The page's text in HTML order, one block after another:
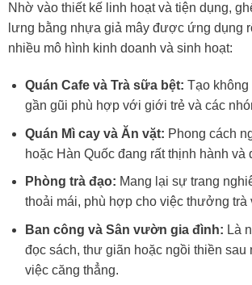
Nhờ vào thiết kế linh hoạt và tiện dụng,
lưng bằng nhựa giả mây được ứng dụng
nhiều mô hình kinh doanh và sinh hoạt:
Quán Cafe và Trà sữa bệt: Tạo không
gần gũi phù hợp với giới trẻ và các
Quán Mì cay và Ăn vặt: Phong cách
hoặc Hàn Quốc đang rất thịnh hành
Phòng trà đạo: Mang lại sự trang
thoải mái, phù hợp cho việc thưởng trà
Ban công và Sân vườn gia đình: Là
đọc sách, thư giãn hoặc ngồi thiền
việc căng thẳng.